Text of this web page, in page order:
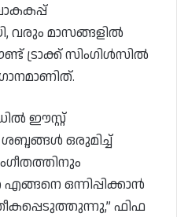
വരും മാസങ്ങളിൽ
ട്രാക്ക് സിംഗിൾസിൽ
ഈസ്റ്റ്
ഒരുമിച്ച്
ഒന്നിപ്പിക്കാൻ
ഫിഫ